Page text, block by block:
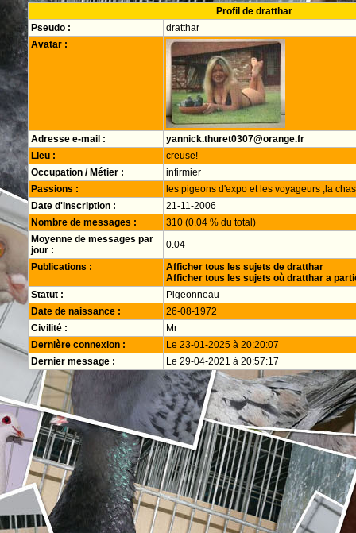
Profil de dratthar
Pseudo :
dratthar
Avatar :
Adresse e-mail :
yannick.thuret0307@orange.fr
Lieu :
creuse!
Occupation / Métier :
infirmier
Passions :
les pigeons d'expo et les voyageurs ,la
Date d'inscription :
21-11-2006
Nombre de messages :
310 (0.04 % du total)
Moyenne de messages par
jour :
0.04
Publications :
Afficher tous les sujets de dratthar
Afficher tous les sujets où dratthar a
Statut :
Pigeonneau
Date de naissance :
26-08-1972
Civilité :
Mr
Dernière connexion :
Le 23-01-2025 à 20:20:07
Dernier message :
Le 29-04-2021 à 20:57:17